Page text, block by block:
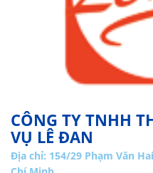
CÔNG TY TNHH
VỤ LÊ ĐAN
Địa chỉ: 154/29 Phạm Văn